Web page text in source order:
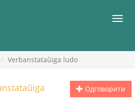
Verbanstataŭiga ludo
Одговорити